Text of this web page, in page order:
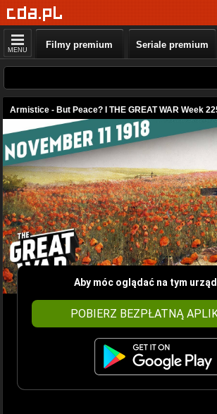
MENU Filmy premium Seriale premium
Armistice - But Peace? I THE GREAT WAR Week
Aby móc oglądać na tym
POBIERZ BEZPŁATNĄ